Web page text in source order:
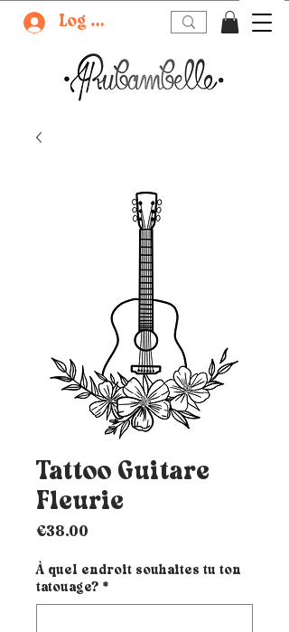
Log In
Tattoo Guitare
Fleurie
€38.00
À quel endroit souhaites tu ton
tatouage? *